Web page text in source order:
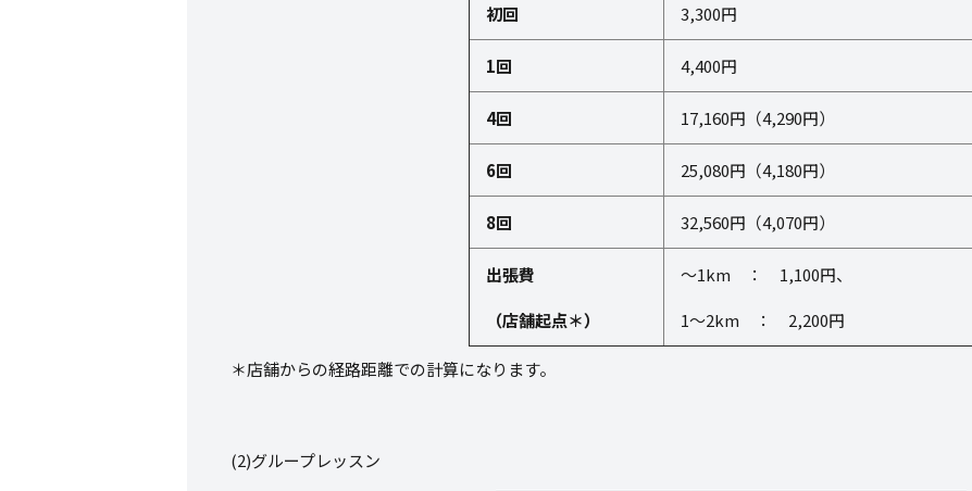
初回 3,300円
1回 4,400円
4回 17,160円（4,290円）
6回 25,080円（4,180円）
8回 32,560円（4,070円）
出張費
（店舗起点＊）
～1km ： 1,100円、
1～2km ： 2,200円
＊店舗からの経路距離での計算になります。
(2)グループレッスン